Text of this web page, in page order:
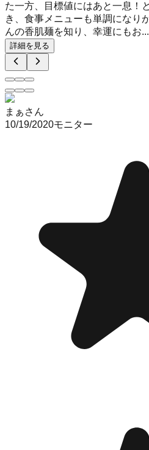
た一方、目標値にはあと一息！
き、食事メニューも単調になり
んの香肌麺を知り、幸運にもお...
詳細を見る
まぁさん
10/19/2020モニター